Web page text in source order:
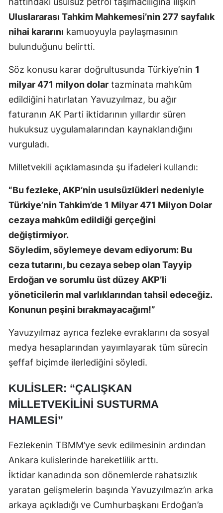
Uluslararası Tahkim Mahkemesi’nin 277 sayfalık
nihai kararını kamuoyuyla paylaşmasının
bulunduğunu belirtti.
Söz konusu karar doğrultusunda Türkiye’nin 1
milyar 471 milyon dolar tazminata mahkûm
edildiğini hatırlatan Yavuzyılmaz, bu ağır
faturanın AK Parti iktidarının yıllardır süren
hukuksuz uygulamalarından kaynaklandığını
vurguladı.
Milletvekili açıklamasında şu ifadeleri kullandı:
“Bu fezleke, AKP’nin usulsüzlükleri nedeniyle
Türkiye’nin Tahkim’de 1 Milyar 471 Milyon Dolar
cezaya mahkûm edildiği gerçeğini
değiştirmiyor.
Söyledim, söylemeye devam ediyorum: Bu
ceza tutarını, bu cezaya sebep olan Tayyip
Erdoğan ve sorumlu üst düzey AKP’li
yöneticilerin mal varlıklarından tahsil edeceğiz.
Konunun peşini bırakmayacağım!”
Yavuzyılmaz ayrıca fezleke evraklarını da sosyal
medya hesaplarından yayımlayarak tüm sürecin
şeffaf biçimde ilerlediğini söyledi.
KULİSLER: “ÇALIŞKAN
MİLLETVEKİLİNİ SUSTURMA
HAMLESİ”
Fezlekenin TBMM’ye sevk edilmesinin ardından
Ankara kulislerinde hareketlilik arttı.
İktidar kanadında son dönemlerde rahatsızlık
yaratan gelişmelerin başında Yavuzyılmaz’ın arka
arkaya açıkladığı ve Cumhurbaşkanı Erdoğan’a